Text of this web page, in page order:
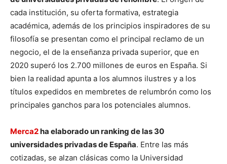
cada institución, su oferta formativa, estrategia
académica, además de los principios inspiradores de su
filosofía se presentan como el principal reclamo de un
negocio, el de la enseñanza privada superior, que en
2020 superó los 2.700 millones de euros en España. Si
bien la realidad apunta a los alumnos ilustres y a los
títulos expedidos en membretes de relumbrón como los
principales ganchos para los potenciales alumnos.
Merca2ha elaborado un ranking de las 30
universidades privadas de España. Entre las más
cotizadas, se alzan clásicas como la Universidad